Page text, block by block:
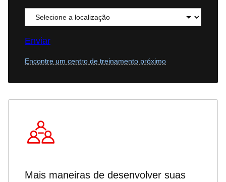
Enviar
Encontre um centro de treinamento próximo
Mais maneiras de desenvolver suas